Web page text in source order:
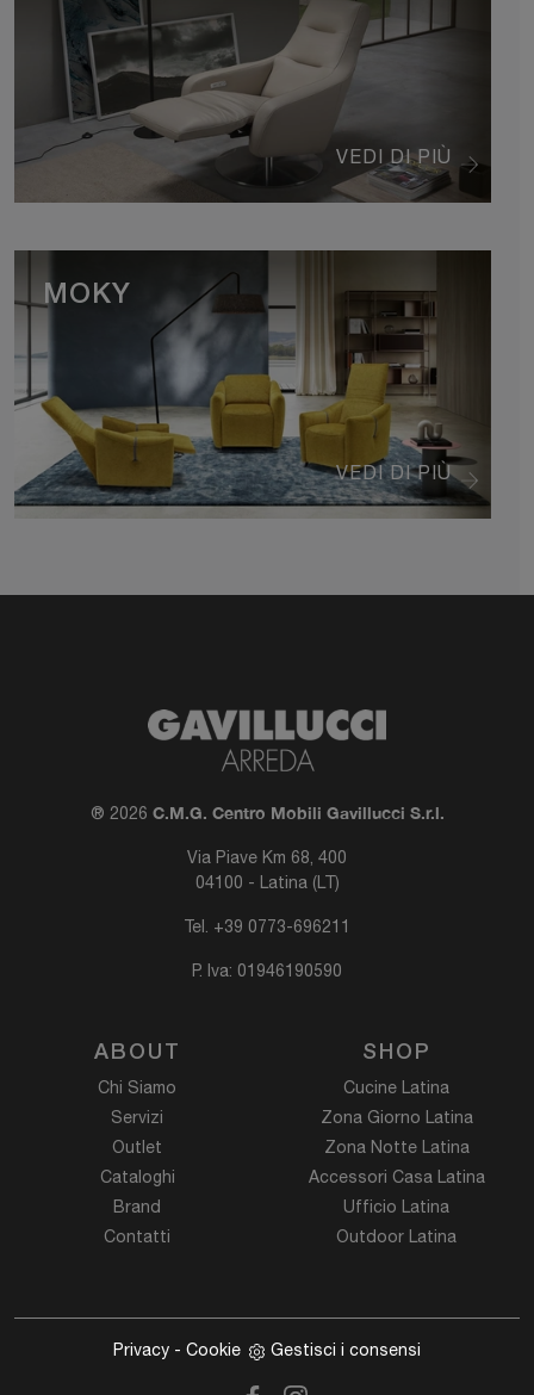
VEDI DI PIÙ
VEDI DI PIÙ
MOKY
® 2026 C.M.G. Centro Mobili Gavillucci S.r.l.
Via Piave Km 68, 400
04100 - Latina (LT)
Tel. +39 0773-696211
P. Iva: 01946190590
ABOUT
Chi Siamo
Servizi
Outlet
Cataloghi
Brand
Contatti
SHOP
Cucine Latina
Zona Giorno Latina
Zona Notte Latina
Accessori Casa Latina
Ufficio Latina
Outdoor Latina
Privacy - Cookie Gestisci i consensi